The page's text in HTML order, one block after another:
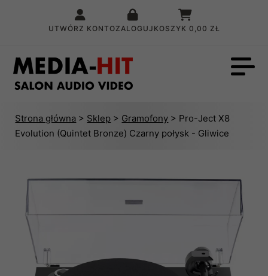
UTWÓRZ KONTOZALOGUJ KOSZYK 0,00 ZŁ
Strona główna > Sklep > Gramofony > Pro-Ject X8
Evolution (Quintet Bronze) Czarny połysk - Gliwice